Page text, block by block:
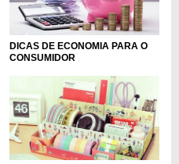
DICAS DE ECONOMIA PARA O
CONSUMIDOR